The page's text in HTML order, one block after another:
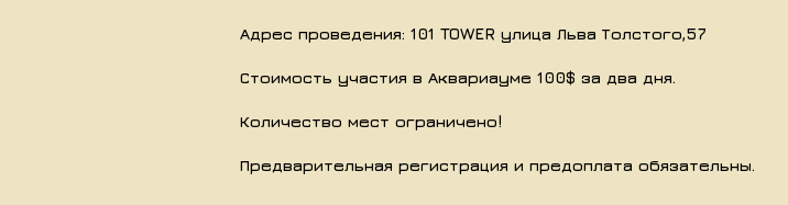
Адрес проведения: 101 TOWER улица Льва Толстого,57
Стоимость участия в Аквариауме 100$ за два дня.
Количество мест ограничено!
Предварительная регистрация и предоплата обязательны.